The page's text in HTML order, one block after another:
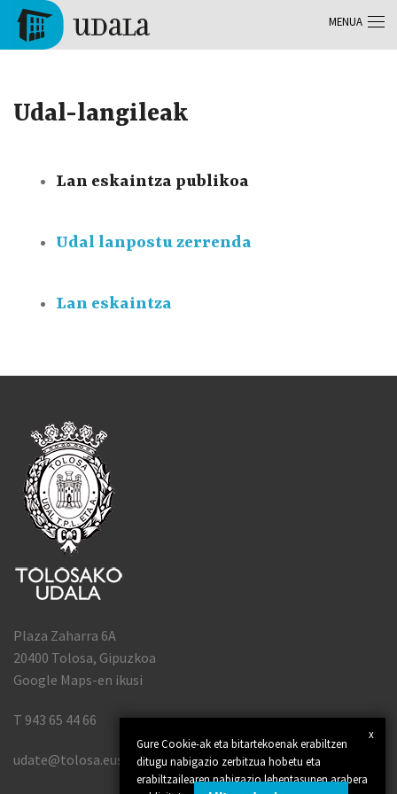
Skip to main content
Udal-langileak
Lan eskaintza publikoa
Udal lanpostu zerrenda
Lan eskaintza
x
Gure Cookie-ak eta bitartekoenak erabiltzen
ditugu nabigazio zerbitzua hobetu eta
erabiltzailearen nabigazio lehentasunen arabera
Plaza Zaharra 6A
20400 Tolosa, Gipuzkoa
Google Maps-en ikusi
T 943 65 44 66
udate@tolosa.eus
MENUA